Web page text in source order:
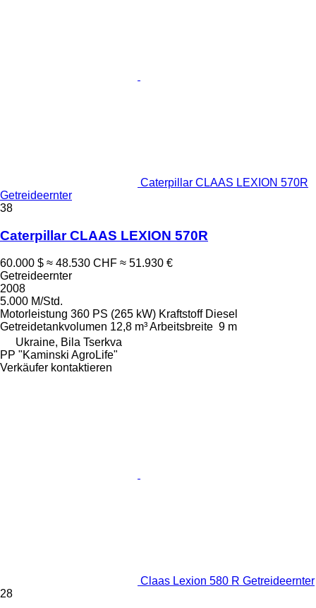
Caterpillar CLAAS LEXION 570R
Getreideernter
38
Caterpillar CLAAS LEXION 570R
60.000 $ ≈ 48.530 CHF ≈ 51.930 €
Getreideernter
2008
5.000 M/Std.
Motorleistung 360 PS (265 kW) Kraftstoff Diesel
Getreidetankvolumen 12,8 m³Arbeitsbreite 9 m
Ukraine, Bila Tserkva
PP "Kaminski AgroLife"
Verkäufer kontaktieren
Claas Lexion 580 R Getreideernter
28